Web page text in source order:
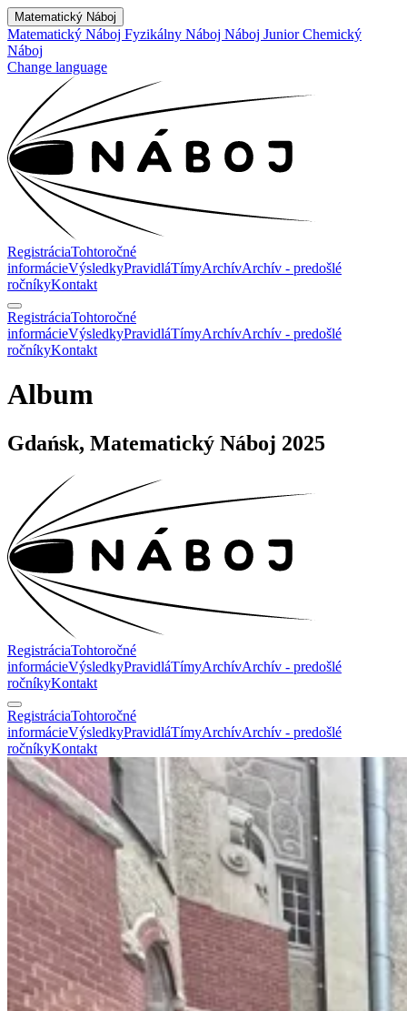
Matematický Náboj
Matematický Náboj Fyzikálny Náboj Náboj JuniorChemický
Náboj
Change language
RegistráciaTohtoročné
informácieVýsledkyPravidláTímyArchívArchív - predošlé
ročníkyKontakt
RegistráciaTohtoročné
informácieVýsledkyPravidláTímyArchívArchív - predošlé
ročníkyKontakt
Album
Gdańsk, Matematický Náboj 2025
RegistráciaTohtoročné
informácieVýsledkyPravidláTímyArchívArchív - predošlé
ročníkyKontakt
RegistráciaTohtoročné
informácieVýsledkyPravidláTímyArchívArchív - predošlé
ročníkyKontakt